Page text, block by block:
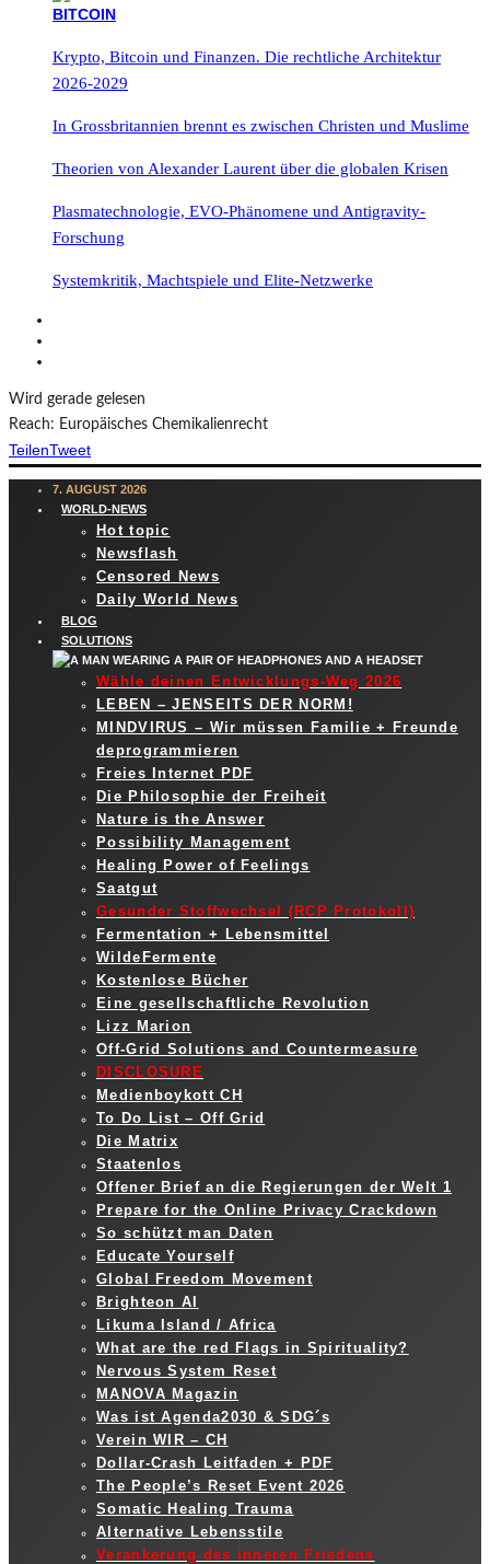
Krypto, Bitcoin und Finanzen. Die rechtliche Architektur
2026-2029
In Grossbritannien brennt es zwischen Christen und Muslime
Theorien von Alexander Laurent über die globalen Krisen
Plasmatechnologie, EVO-Phänomene und Antigravity-
Forschung
Systemkritik, Machtspiele und Elite-Netzwerke
Wird gerade gelesen
Reach: Europäisches Chemikalienrecht
TeilenTweet
7. AUGUST 2026
WORLD-NEWS
Hot topic
Newsflash
Censored News
Daily World News
BLOG
SOLUTIONS
Wähle deinen Entwicklungs-Weg 2026
LEBEN – JENSEITS DER NORM!
MINDVIRUS – Wir müssen Familie + Freunde
deprogrammieren
Freies Internet PDF
Die Philosophie der Freiheit
Nature is the Answer
Possibility Management
Healing Power of Feelings
Saatgut
Gesunder Stoffwechsel (RCP Protokoll)
Fermentation + Lebensmittel
WildeFermente
Kostenlose Bücher
Eine gesellschaftliche Revolution
Lizz Marion
Off-Grid Solutions and Countermeasure
DISCLOSURE
Medienboykott CH
To Do List – Off Grid
Die Matrix
Staatenlos
Offener Brief an die Regierungen der Welt 1
Prepare for the Online Privacy Crackdown
So schützt man Daten
Educate Yourself
Global Freedom Movement
Brighteon AI
Likuma Island / Africa
What are the red Flags in Spirituality?
Nervous System Reset
MANOVA Magazin
Was ist Agenda2030 & SDG´s
Verein WIR – CH
Dollar-Crash Leitfaden + PDF
The People’s Reset Event 2026
Somatic Healing Trauma
Alternative Lebensstile
Verankerung des inneren Friedens